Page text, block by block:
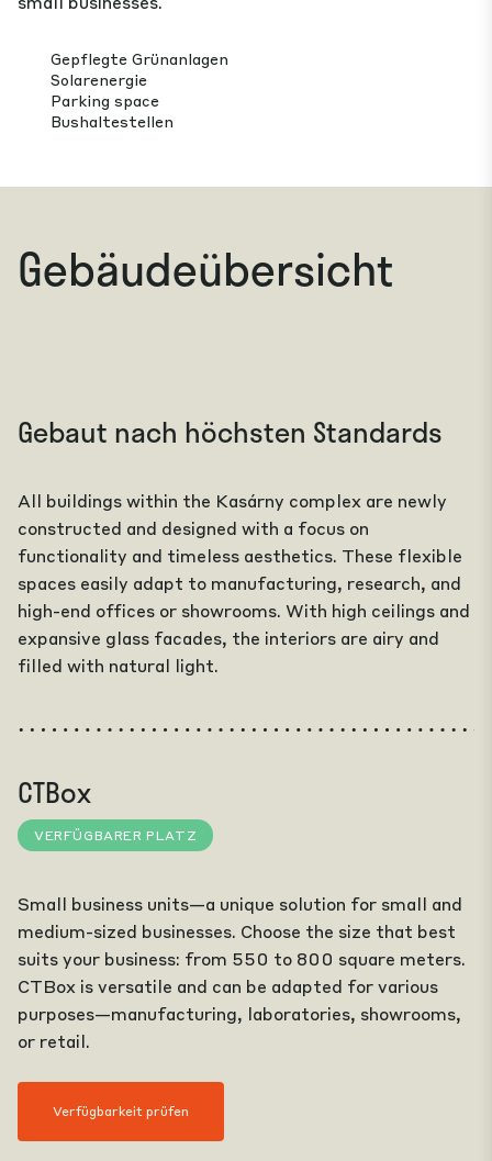
Gepflegte Grünanlagen
Solarenergie
Parking space
Bushaltestellen
Gebäudeübersicht
Gebaut nach höchsten Standards
All buildings within the Kasárny complex are newly
constructed and designed with a focus on
functionality and timeless aesthetics. These flexible
spaces easily adapt to manufacturing, research, and
high-end offices or showrooms. With high ceilings and
expansive glass facades, the interiors are airy and
filled with natural light.
CTBox
VERFÜGBARER PLATZ
Small business units—a unique solution for small and
medium-sized businesses. Choose the size that best
suits your business: from 550 to 800 square meters.
CTBox is versatile and can be adapted for various
purposes—manufacturing, laboratories, showrooms,
or retail.
Verfügbarkeit prüfen